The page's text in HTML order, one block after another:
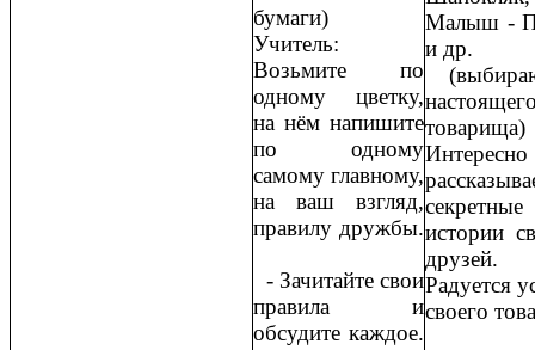
бумаги)
Учитель:
Возьмите по
одному цветку,
на нём напишите
по одному
самому главному,
на ваш взгляд,
правилу дружбы.
- Зачитайте свои
правила и
обсудите каждое.
Малыш -
и др.
товарища)
Интересно
секретные
истории
друзей.
Радуется
своего